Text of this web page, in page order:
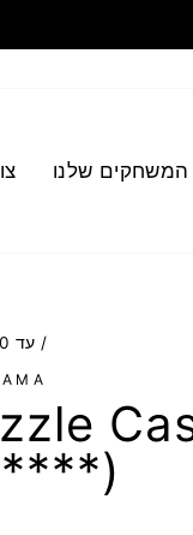
המשחקים שלנו
עד 100 ש"ח /